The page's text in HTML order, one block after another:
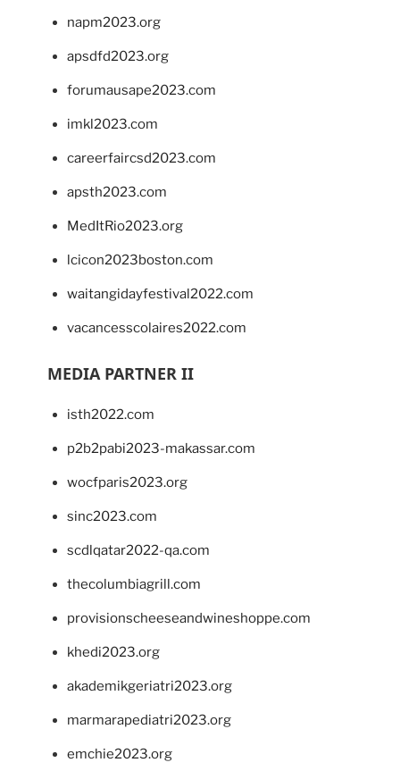
napm2023.org
apsdfd2023.org
forumausape2023.com
imkl2023.com
careerfaircsd2023.com
apsth2023.com
MedItRio2023.org
lcicon2023boston.com
waitangidayfestival2022.com
vacancesscolaires2022.com
MEDIA PARTNER II
isth2022.com
p2b2pabi2023-makassar.com
wocfparis2023.org
sinc2023.com
scdlqatar2022-qa.com
thecolumbiagrill.com
provisionscheeseandwineshoppe.com
khedi2023.org
akademikgeriatri2023.org
marmarapediatri2023.org
emchie2023.org